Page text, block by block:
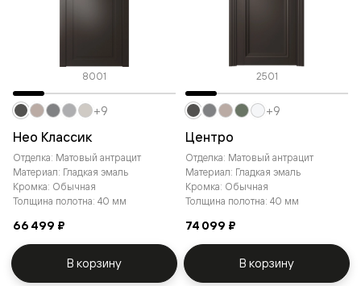
8001
Нео Классик
Отделка: Матовый антрацит
Материал: Гладкая эмаль
Кромка: Обычная
Толщина полотна: 40 мм
66 499 ₽
+9
В корзину
2501
Центро
Отделка: Матовый антрацит
Материал: Гладкая эмаль
Кромка: Обычная
Толщина полотна: 40 мм
74 099 ₽
+9
В корзину